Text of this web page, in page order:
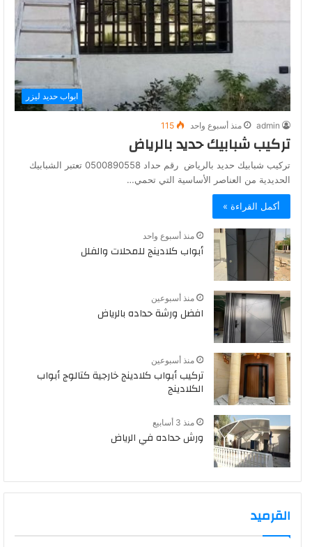
ابواب حديد ليزر
admin منذ أسبوع واحد 115
تركيب شبابيك حديد بالرياض
تركيب شبابيك حديد بالرياض رقم حداد 0500890558 تعتبر الشبابيك
الحديدية من العناصر الأساسية التي تحمي…
أكمل القراءة »
منذ أسبوع واحد
أبواب كلادينج للمحلات والفلل
منذ أسبوعين
افضل ورشة حداده بالرياض
منذ أسبوعين
تركيب أبواب كلادينج خارجية كتالوج أبواب
الكلادينج
منذ 3 أسابيع
ورش حداده في الرياض
القرميد